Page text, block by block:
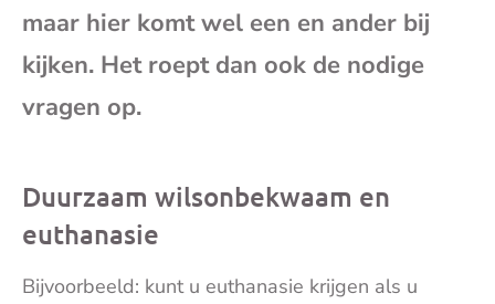
maar hier komt wel een en ander bij
kijken. Het roept dan ook de nodige
vragen op.
Duurzaam wilsonbekwaam en
euthanasie
Bijvoorbeeld: kunt u euthanasie krijgen als u